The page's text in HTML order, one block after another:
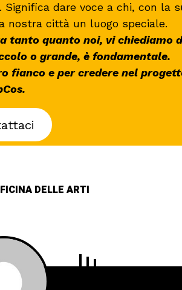
dare voce a chi, con la
nostra città un luogo speciale.
tanto quanto noi, vi chiediamo
o grande, è fondamentale.
fianco e per credere nel
DELLE ARTI